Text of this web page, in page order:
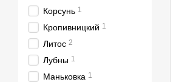
Корсунь 1
Кропивницкий 1
Литос 2
Лубны 1
Маньковка 1